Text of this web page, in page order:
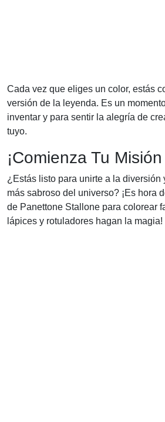
Cada vez que eliges un color, estás
versión de la leyenda. Es un
inventar y para sentir la alegría de
tuyo.
¡Comienza Tu
¿Estás listo para unirte a la diversión
más sabroso del universo? ¡Es hora
de Panettone Stallone para colorear
lápices y rotuladores hagan la magia!